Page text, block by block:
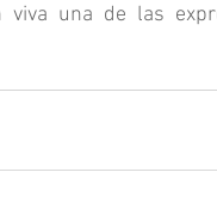
viva una de las